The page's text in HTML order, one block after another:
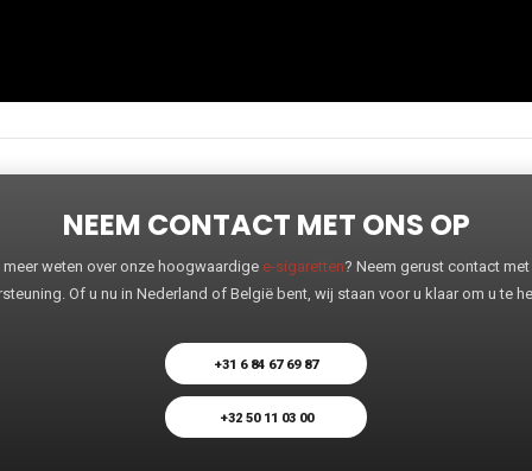
NEEM CONTACT MET ONS OP
weten over onze hoogwaardige e-sigaretten? Neem gerust contact
Of u nu in Nederland of België bent, wij staan voor u klaar om u te
+31 6 84 67 69 87
+32 50 11 03 00